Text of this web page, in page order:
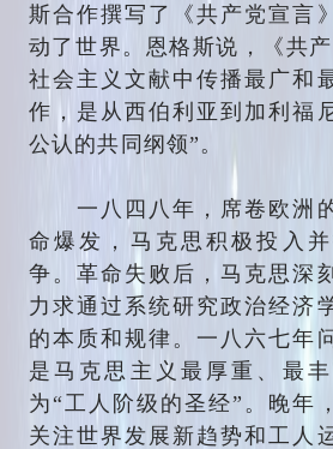
斯合作撰写了《共产党宣言
动了世界。恩格斯说，《共
社会主义文献中传播最广和
作，是从西伯利亚到加利福
公认的共同纲领”。
一八四八年，席卷欧洲
命爆发，马克思积极投入
争。革命失败后，马克思深
力求通过系统研究政治经济
的本质和规律。一八六七年
是马克思主义最厚重、最
为“工人阶级的圣经”。晚年
关注世界发展新趋势和工人